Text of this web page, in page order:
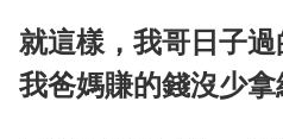
就這樣，我哥日子
我爸媽賺的錢沒少拿